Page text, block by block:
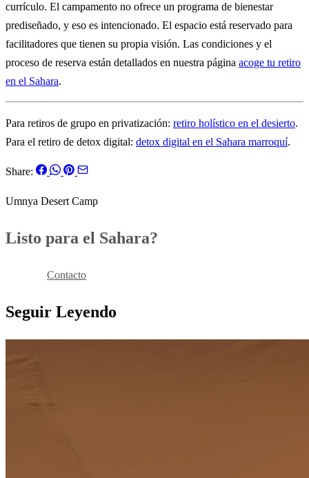
currículo. El campamento no ofrece un programa de bienestar
prediseñado, y eso es intencionado. El espacio está reservado para
facilitadores que tienen su propia visión. Las condiciones y el
proceso de reserva están detallados en nuestra página acoge tu retiro
en el Sahara.
Para retiros de grupo en privatización: retiro holístico en el desierto.
Para el retiro de detox digital: detox digital en el Sahara marroquí.
Share:
Umnya Desert Camp
Listo para el Sahara?
Contacto
Seguir Leyendo